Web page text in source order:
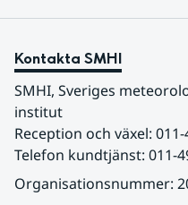
Kontakta SMHI
SMHI, Sveriges
institut
Reception och växel: 011-
Telefon kundtjänst: 011-
Organisationsnummer: